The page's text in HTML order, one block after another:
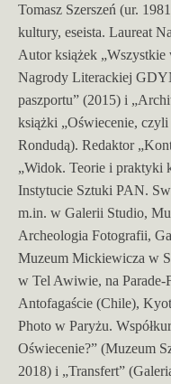
Tomasz Szerszeń (ur.
kultury, eseista. Laureat
Autor książek
Nagrody Literackiej
paszportu” (2015) i
książki „Oświecenie,
Rondudą). Redaktor
„Widok. Teorie i praktyki
Instytucie Sztuki PAN.
m.in. w Galerii Studio,
Archeologia Fotografii,
Muzeum Mickiewicza w
w Tel Awiwie, na
Antofagaście (Chile),
Photo w Paryżu.
Oświecenie?” (Muzeum
2018) i „Transfert”